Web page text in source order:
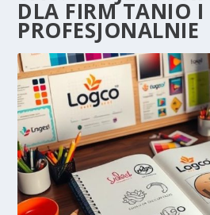
DLA FIRM TANIO I
PROFESJONALNIE